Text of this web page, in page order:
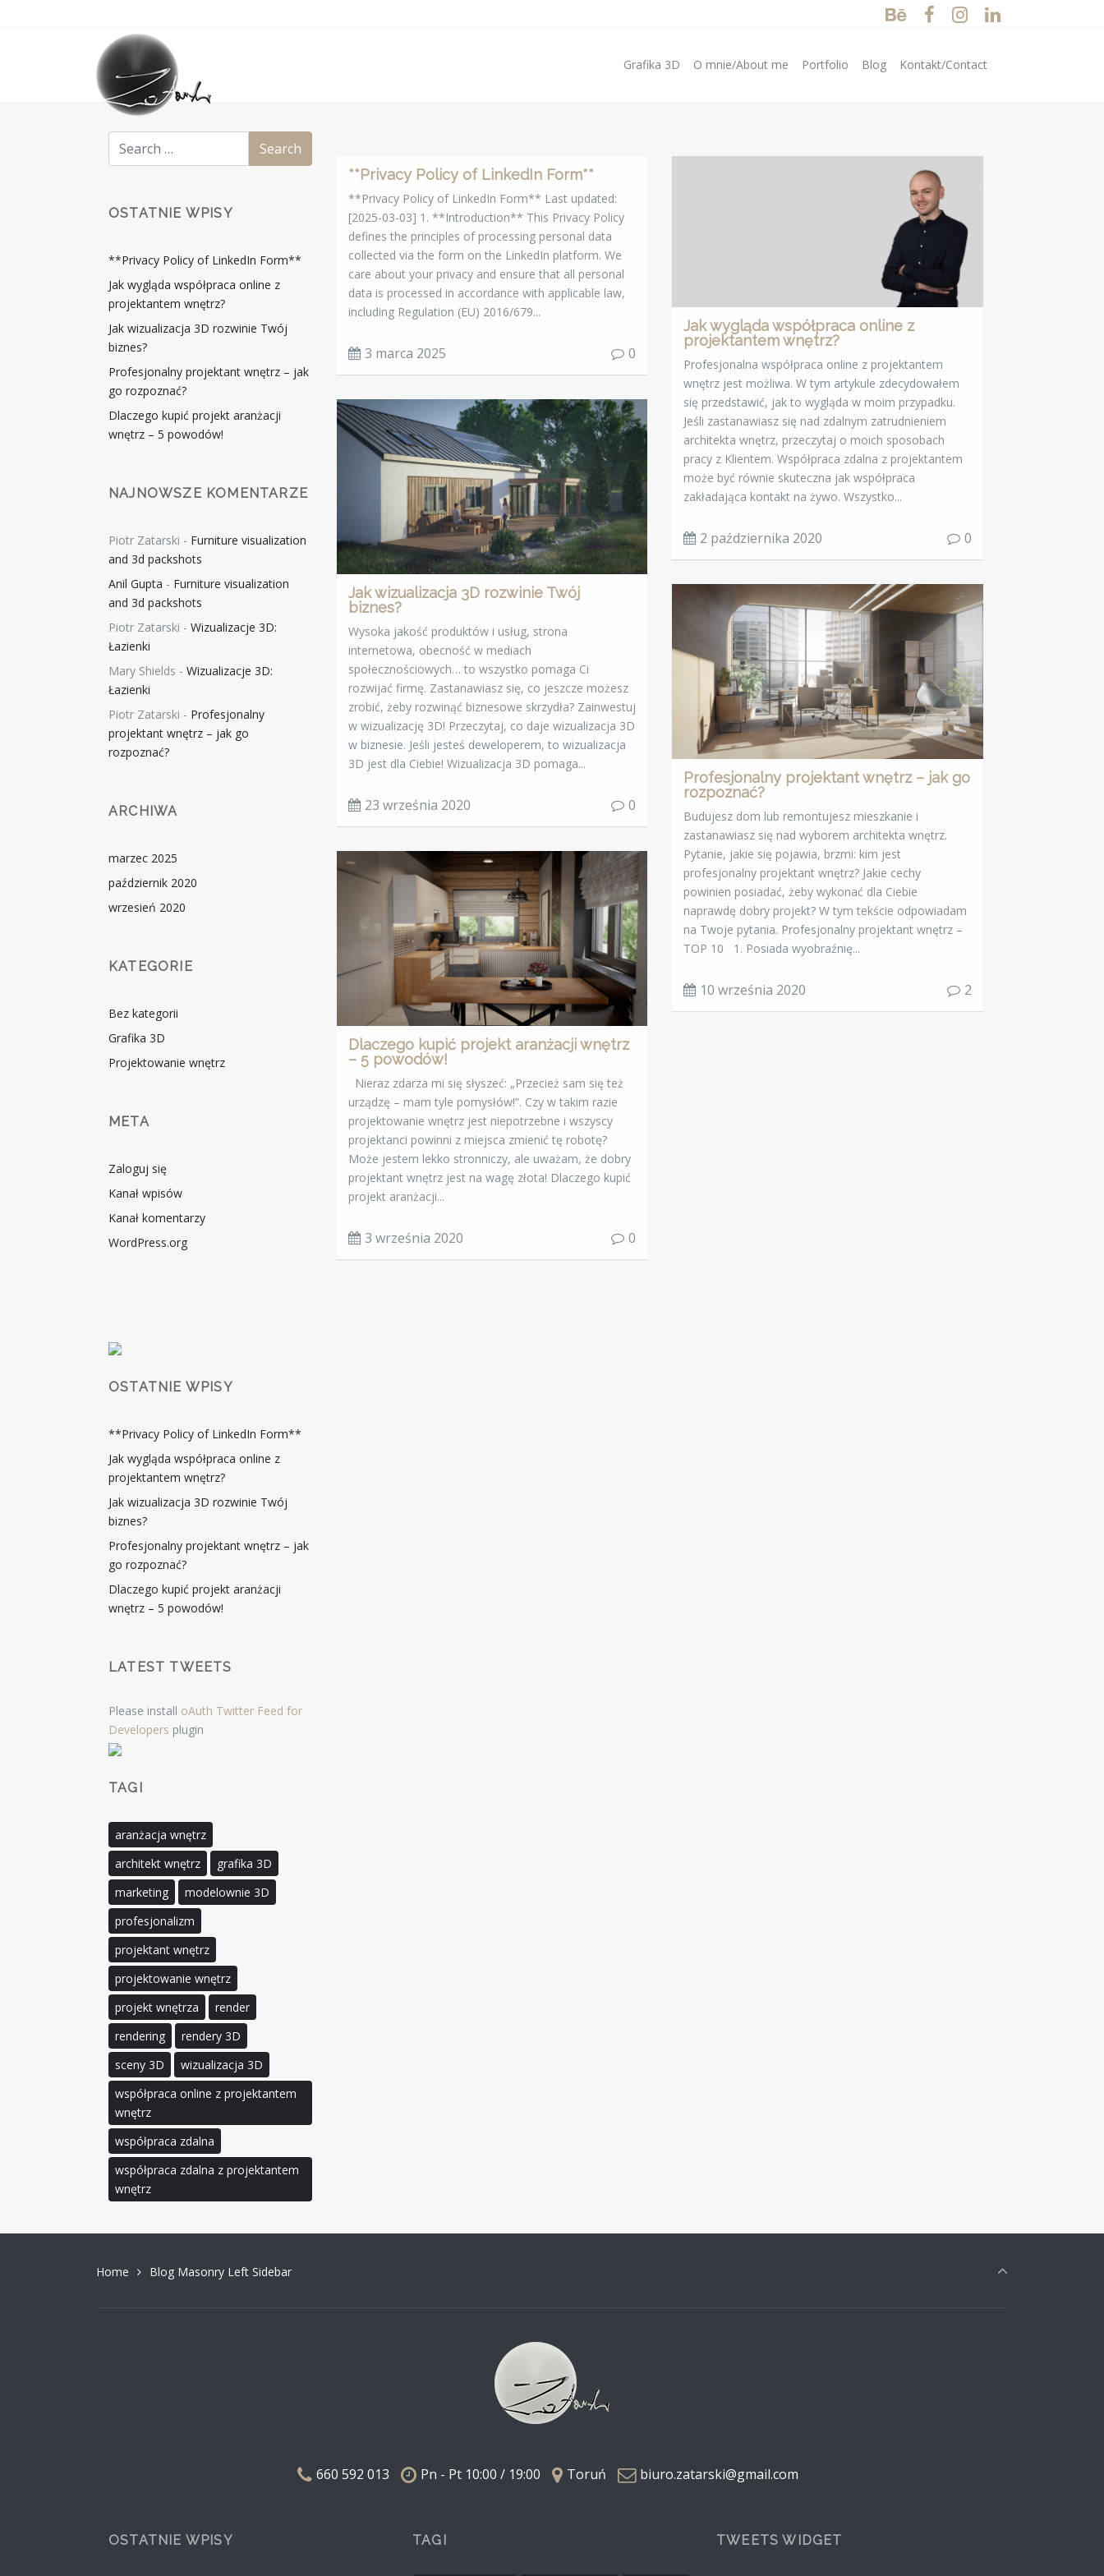
Grafika 3D O mnie/About me Portfolio Blog Kontakt/Contact
OSTATNIE WPISY
**Privacy Policy of LinkedIn Form**
Jak wygląda współpraca online z
projektantem wnętrz?
Jak wizualizacja 3D rozwinie Twój
biznes?
Profesjonalny projektant wnętrz – jak
go rozpoznać?
Dlaczego kupić projekt aranżacji
wnętrz – 5 powodów!
NAJNOWSZE KOMENTARZE
Piotr Zatarski - Furniture visualization
and 3d packshots
Anil Gupta - Furniture visualization
and 3d packshots
Piotr Zatarski - Wizualizacje 3D:
Łazienki
Mary Shields - Wizualizacje 3D:
Łazienki
Piotr Zatarski - Profesjonalny
projektant wnętrz – jak go
rozpoznać?
ARCHIWA
marzec 2025
październik 2020
wrzesień 2020
KATEGORIE
Bez kategorii
Grafika 3D
Projektowanie wnętrz
META
Zaloguj się
Kanał wpisów
Kanał komentarzy
WordPress.org
OSTATNIE WPISY
**Privacy Policy of LinkedIn Form**
Jak wygląda współpraca online z
projektantem wnętrz?
Jak wizualizacja 3D rozwinie Twój
biznes?
Profesjonalny projektant wnętrz – jak
go rozpoznać?
Dlaczego kupić projekt aranżacji
wnętrz – 5 powodów!
LATEST TWEETS
Please install oAuth Twitter Feed for
Developers plugin
TAGI
aranżacja wnętrz
architekt wnętrz
grafika 3D
marketing
modelownie 3D
profesjonalizm
projektant wnętrz
projektowanie wnętrz
projekt wnętrza
render
rendering
rendery 3D
sceny 3D
wizualizacja 3D
współpraca online z projektantem
wnętrz
współpraca zdalna
współpraca zdalna z projektantem
wnętrz
**Privacy Policy of LinkedIn Form**
**Privacy Policy of LinkedIn Form** Last updated:
[2025-03-03] 1. **Introduction** This Privacy Policy
defines the principles of processing personal data
collected via the form on the LinkedIn platform. We
care about your privacy and ensure that all personal
data is processed in accordance with applicable law,
including Regulation (EU) 2016/679...
3 marca 2025 0
Jak wygląda współpraca online z
projektantem wnętrz?
Profesjonalna współpraca online z projektantem
wnętrz jest możliwa. W tym artykule zdecydowałem
się przedstawić, jak to wygląda w moim przypadku.
Jeśli zastanawiasz się nad zdalnym zatrudnieniem
architekta wnętrz, przeczytaj o moich sposobach
pracy z Klientem. Współpraca zdalna z projektantem
może być równie skuteczna jak współpraca
zakładająca kontakt na żywo. Wszystko...
2 października 2020 0
Jak wizualizacja 3D rozwinie Twój
biznes?
Wysoka jakość produktów i usług, strona
internetowa, obecność w mediach
społecznościowych… to wszystko pomaga Ci
rozwijać firmę. Zastanawiasz się, co jeszcze możesz
zrobić, żeby rozwinąć biznesowe skrzydła? Zainwestuj
w wizualizację 3D! Przeczytaj, co daje wizualizacja 3D
w biznesie. Jeśli jesteś deweloperem, to wizualizacja
3D jest dla Ciebie! Wizualizacja 3D pomaga...
23 września 2020 0
Profesjonalny projektant wnętrz – jak go
rozpoznać?
Budujesz dom lub remontujesz mieszkanie i
zastanawiasz się nad wyborem architekta wnętrz.
Pytanie, jakie się pojawia, brzmi: kim jest
profesjonalny projektant wnętrz? Jakie cechy
powinien posiadać, żeby wykonać dla Ciebie
naprawdę dobry projekt? W tym tekście odpowiadam
na Twoje pytania. Profesjonalny projektant wnętrz –
TOP 10 1. Posiada wyobraźnię...
10 września 2020 2
Dlaczego kupić projekt aranżacji wnętrz
– 5 powodów!
Nieraz zdarza mi się słyszeć: „Przecież sam się też
urządzę – mam tyle pomysłów!”. Czy w takim razie
projektowanie wnętrz jest niepotrzebne i wszyscy
projektanci powinni z miejsca zmienić tę robotę?
Może jestem lekko stronniczy, ale uważam, że dobry
projektant wnętrz jest na wagę złota! Dlaczego kupić
projekt aranżacji...
3 września 2020 0
Home Blog Masonry Left Sidebar
660 592 013 Pn - Pt 10:00 / 19:00 Toruń biuro.zatarski@gmail.com
OSTATNIE WPISY TAGI TWEETS WIDGET